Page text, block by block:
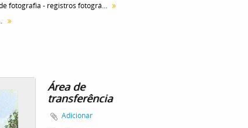
Serviço de fotografia - registros fotográficos
Butantan e áreas vizinhas
Área de
transferência
Adicionar